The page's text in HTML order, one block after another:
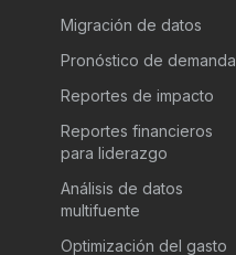
Migración de datos
Pronóstico de demanda
Reportes de impacto
Reportes financieros
para liderazgo
Análisis de datos
multifuente
Optimización del gasto